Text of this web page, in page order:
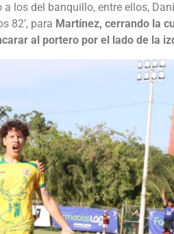
los del banquillo, entre ellos,
82’, para Martínez, cerrando la
al portero por el lado de la